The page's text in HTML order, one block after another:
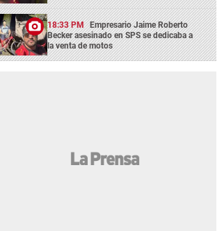
18:33 PM Empresario Jaime Roberto
Becker asesinado en SPS se dedicaba a
la venta de motos